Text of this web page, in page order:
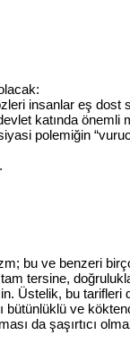
insanlar eş
katında önemli
polemiğin
bu ve benzeri
tersine,
Üstelik, bu
ve
da şaşırtıcı